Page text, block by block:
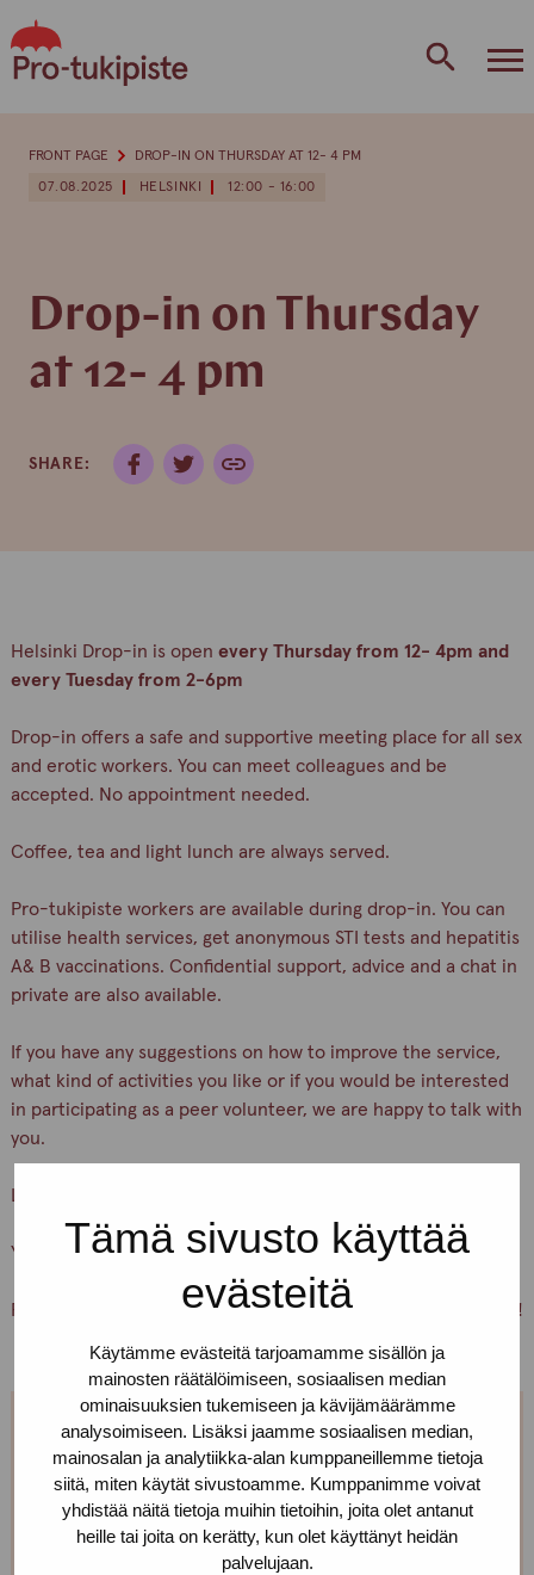
Tämä sivusto käyttää
evästeitä
Käytämme evästeitä tarjoamamme sisällön ja
mainosten räätälöimiseen, sosiaalisen median
ominaisuuksien tukemiseen ja kävijämäärämme
analysoimiseen. Lisäksi jaamme sosiaalisen median,
mainosalan ja analytiikka-alan kumppaneillemme tietoja
siitä, miten käytät sivustoamme. Kumppanimme voivat
yhdistää näitä tietoja muihin tietoihin, joita olet antanut
heille tai joita on kerätty, kun olet käyttänyt heidän
palvelujaan.
to
content
07.08.2025 HELSINKI 12:00 - 16:00
Drop-in on Thursday
at 12- 4 pm
SHARE:
FRONT PAGE DROP-IN ON THURSDAY AT 12- 4 PM
Helsinki Drop-in is open every Thursday from 12- 4pm and
every Tuesday from 2-6pm
Drop-in offers a safe and supportive meeting place for all sex
and erotic workers. You can meet colleagues and be
accepted. No appointment needed.
Coffee, tea and light lunch are always served.
Pro-tukipiste workers are available during drop-in. You can
utilise health services, get anonymous STI tests and hepatitis
A& B vaccinations. Confidential support, advice and a chat in
private are also available.
If you have any suggestions on how to improve the service,
what kind of activities you like or if you would be interested
in participating as a peer volunteer, we are happy to talk with
you.
You are warmly welcome, Pro-tukipiste staff
PS. You can also just pick up condoms and lubricants for free!
We are open every weekday.
If you want to make an appointment, you can just call
or text us! We can also meet somewhere else, if you
can’t come to the office!